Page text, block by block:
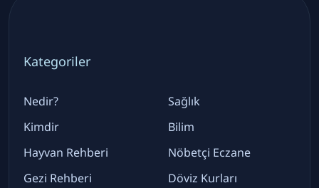
Kategoriler
Nedir?
Kimdir
Hayvan Rehberi
Gezi Rehberi
Sağlık
Bilim
Nöbetçi Eczane
Döviz Kurları